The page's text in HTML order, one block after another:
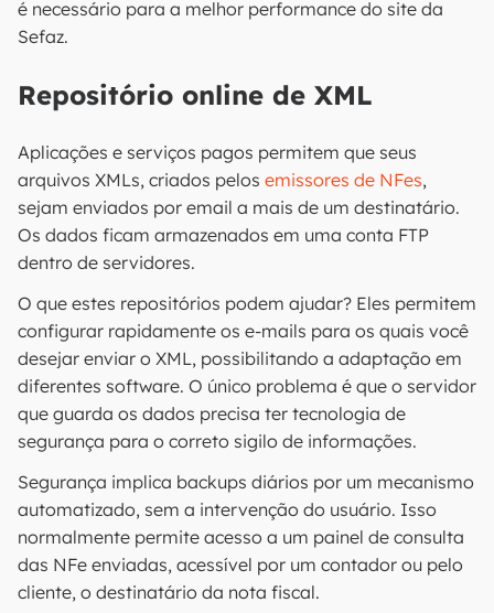
é necessário para a melhor performance do site da
Sefaz.
Repositório online de XML
Aplicações e serviços pagos permitem que seus
arquivos XMLs, criados pelos emissores de NFes,
sejam enviados por email a mais de um destinatário.
Os dados ficam armazenados em uma conta FTP
dentro de servidores.
O que estes repositórios podem ajudar? Eles permitem
configurar rapidamente os e-mails para os quais você
desejar enviar o XML, possibilitando a adaptação em
diferentes software. O único problema é que o servidor
que guarda os dados precisa ter tecnologia de
segurança para o correto sigilo de informações.
Segurança implica backups diários por um mecanismo
automatizado, sem a intervenção do usuário. Isso
normalmente permite acesso a um painel de consulta
das NFe enviadas, acessível por um contador ou pelo
cliente, o destinatário da nota fiscal.